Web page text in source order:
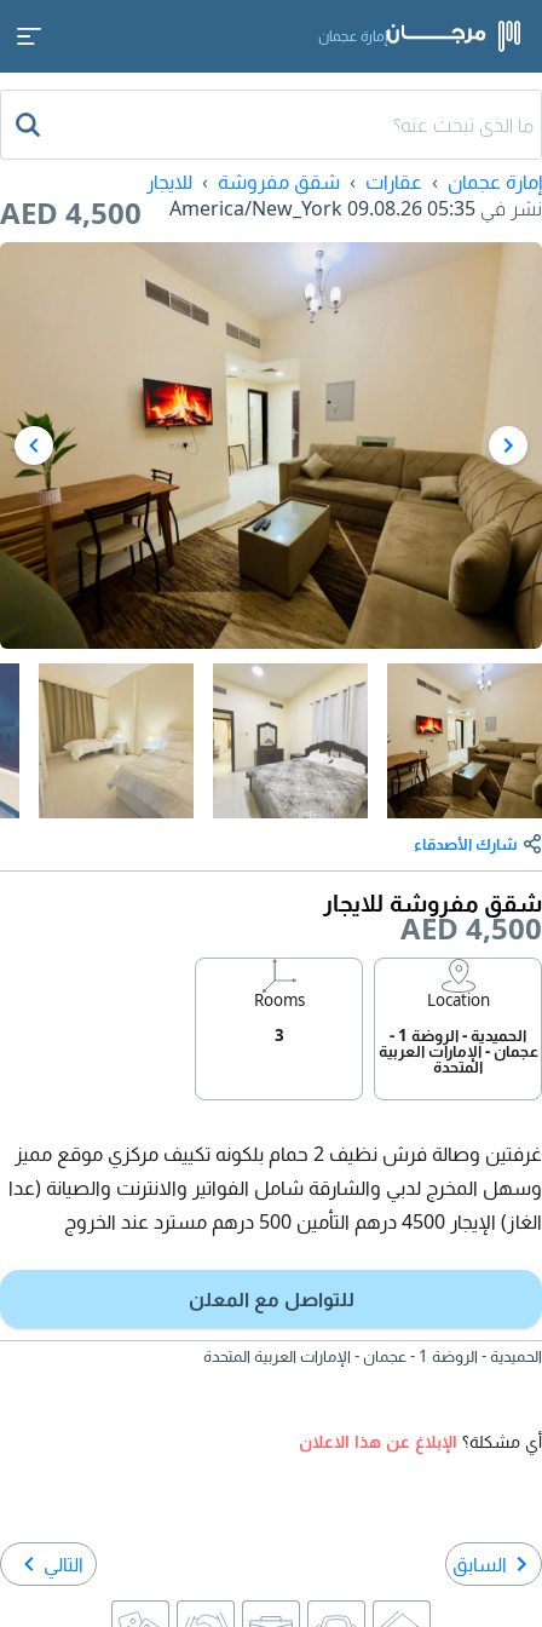
إمارة عجمان
إمارة عجمان عقارات شقق مفروشة
للايجار
نشر في 09.08.26 05:35
AED 4,500
شارك الأصدقاء
شقق مفروشة للايجار
AED 4,500
Location
الحميدية - الروضة 1 -
عجمان - الإمارات العربية
المتحدة
Rooms
3
غرفتين وصالة فرش نظيف 2 حمام بلكونه تكييف مركزي موقع مميز
وسهل المخرج لدبي والشارقة شامل الفواتير والانترنت والصيانة (عدا
الغاز) الإيجار 4500 درهم التأمين 500 درهم مسترد عند الخروج
للتواصل مع المعلن
الحميدية - الروضة 1 - عجمان - الإمارات العربية المتحدة
أي مشكلة؟ الإبلاغ عن هذا الاعلان
السابق التالي